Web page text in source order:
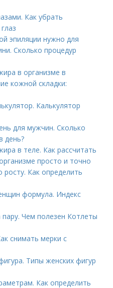
Как убрать
эпиляции нужно для
Сколько процедур
в организме в
кожной складки:
Калькулятор
для мужчин. Сколько
день?
в теле. Как рассчитать
просто и точно
росту. Как определить
формула. Индекс
Чем полезен Котлеты
снимать мерки с
Типы женских фигур
Как определить